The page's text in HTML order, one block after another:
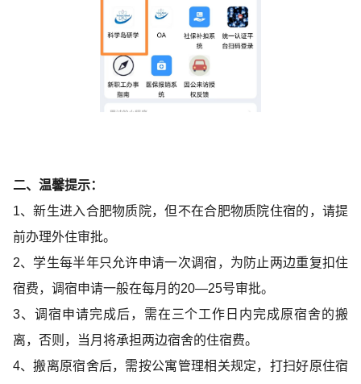
二、温馨提示：
1、新生进入合肥物质院，但不在合肥物质院住宿的，请提
前办理外住审批。
2、学生每半年只允许申请一次调宿，为防止两边重复扣住
宿费，调宿申请一般在每月的20—25号审批。
3、调宿申请完成后，需在三个工作日内完成原宿舍的搬
离，否则，当月将承担两边宿舍的住宿费。
4、搬离原宿舍后，需按公寓管理相关规定，打扫好原住宿